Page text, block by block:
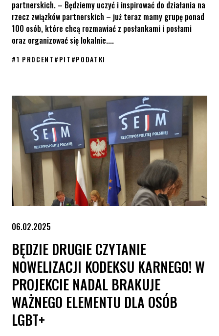
partnerskich. – Będziemy uczyć i inspirować do działania na
rzecz związków partnerskich – już teraz mamy grupę ponad
100 osób, które chcą rozmawiać z posłankami i posłami
oraz organizować się lokalnie....
#1 PROCENT#PIT#PODATKI
06.02.2025
BĘDZIE DRUGIE CZYTANIE
NOWELIZACJI KODEKSU KARNEGO! W
PROJEKCIE NADAL BRAKUJE
WAŻNEGO ELEMENTU DLA OSÓB
LGBT+